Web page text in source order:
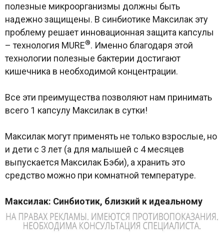
полезные микроорганизмы должны быть
надежно защищены. В синбиотике Максилак эту
проблему решает инновационная защита капсулы
– технология MURE®. Именно благодаря этой
технологии полезные бактерии достигают
кишечника в необходимой концентрации.
Все эти преимущества позволяют нам принимать
всего 1 капсулу Максилак в сутки!
Максилак могут применять не только взрослые, но
и дети с 3 лет (а для малышей с 4 месяцев
выпускается Максилак Бэби), а хранить это
средство можно при комнатной температуре.
Максилак: Синбиотик, близкий к идеальному